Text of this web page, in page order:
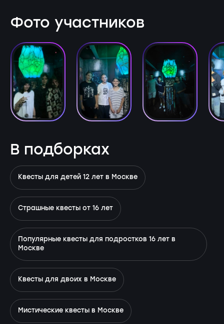
Фото участников
В подборках
Квесты для детей 12 лет в Москве
Страшные квесты от 16 лет
Популярные квесты для подростков 16 лет в
Москве
Квесты для двоих в Москве
Мистические квесты в Москве